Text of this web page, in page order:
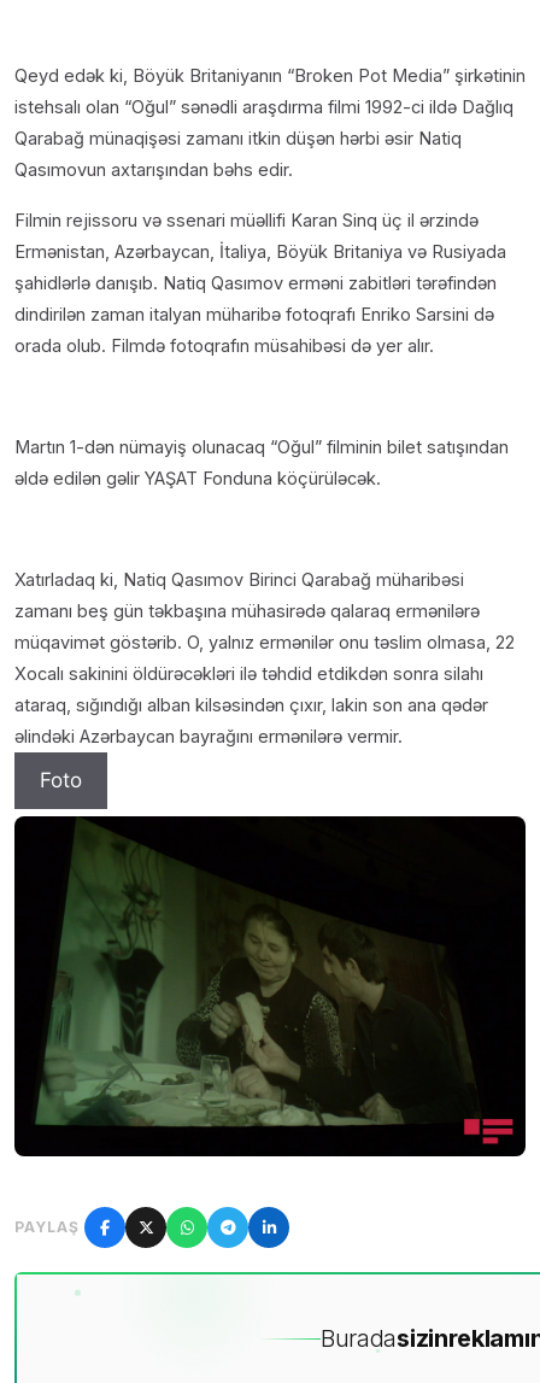
Qeyd edək ki, Böyük Britaniyanın “Broken Pot Media” şirkətinin
istehsalı olan “Oğul” sənədli araşdırma filmi 1992-ci ildə Dağlıq
Qarabağ münaqişəsi zamanı itkin düşən hərbi əsir Natiq
Qasımovun axtarışından bəhs edir.
Filmin rejissoru və ssenari müəllifi Karan Sinq üç il ərzində
Ermənistan, Azərbaycan, İtaliya, Böyük Britaniya və Rusiyada
şahidlərlə danışıb. Natiq Qasımov erməni zabitləri tərəfindən
dindirilən zaman italyan müharibə fotoqrafı Enriko Sarsini də
orada olub. Filmdə fotoqrafın müsahibəsi də yer alır.
Martın 1-dən nümayiş olunacaq “Oğul” filminin bilet satışından
əldə edilən gəlir YAŞAT Fonduna köçürüləcək.
Xatırladaq ki, Natiq Qasımov Birinci Qarabağ müharibəsi
zamanı beş gün təkbaşına mühasirədə qalaraq ermənilərə
müqavimət göstərib. O, yalnız ermənilər onu təslim olmasa, 22
Xocalı sakinini öldürəcəkləri ilə təhdid etdikdən sonra silahı
ataraq, sığındığı alban kilsəsindən çıxır, lakin son ana qədər
əlindəki Azərbaycan bayrağını ermənilərə vermir.
Foto
PAYLAŞ
Buradasizin